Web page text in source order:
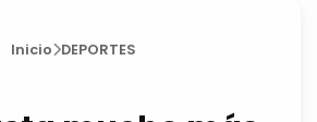
Inicio DEPORTES